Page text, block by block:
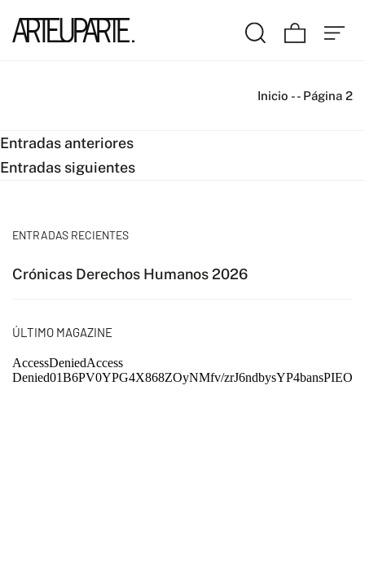
Inicio -- Página 2
Navegación
de
Entradas anteriores
Entradas siguientes
ENTRADAS RECIENTES
Crónicas Derechos Humanos 2026
ÚLTIMO MAGAZINE